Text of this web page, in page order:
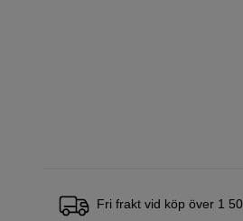
Fri frakt vid köp över 1